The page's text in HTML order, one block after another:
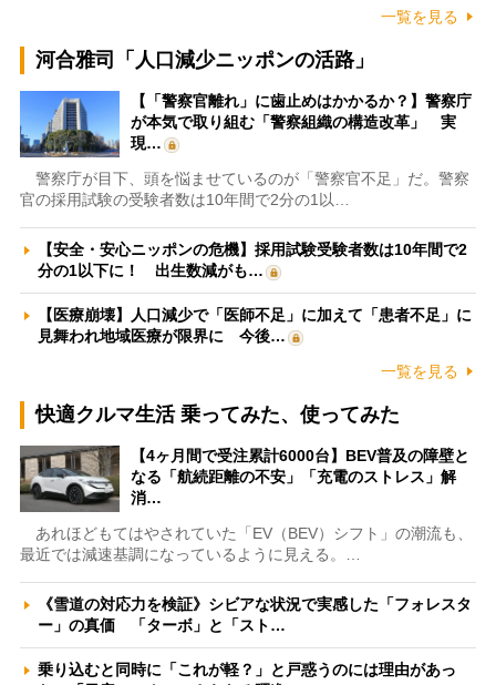
一覧を見る
河合雅司「人口減少ニッポンの活路」
【「警察官離れ」に歯止めはかかるか？】警察庁
が本気で取り組む「警察組織の構造改革」 実
現…
警察庁が目下、頭を悩ませているのが「警察官不足」だ。警察
官の採用試験の受験者数は10年間で2分の1以…
【安全・安心ニッポンの危機】採用試験受験者数は10年間で2
分の1以下に！ 出生数減がも…
【医療崩壊】人口減少で「医師不足」に加えて「患者不足」に
見舞われ地域医療が限界に 今後…
一覧を見る
快適クルマ生活 乗ってみた、使ってみた
【4ヶ月間で受注累計6000台】BEV普及の障壁と
なる「航続距離の不安」「充電のストレス」解
消…
あれほどもてはやされていた「EV（BEV）シフト」の潮流も、
最近では減速基調になっているように見える。…
《雪道の対応力を検証》シビアな状況で実感した「フォレスタ
ー」の真価 「ターボ」と「スト…
乗り込むと同時に「これが軽？」と戸惑うのには理由があっ